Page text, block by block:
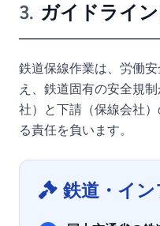
3. ガイドライ
鉄道保線作業は、労働
え、鉄道固有の安全規
社）と下請（保線会社
る責任を負います。
鉄道・イ